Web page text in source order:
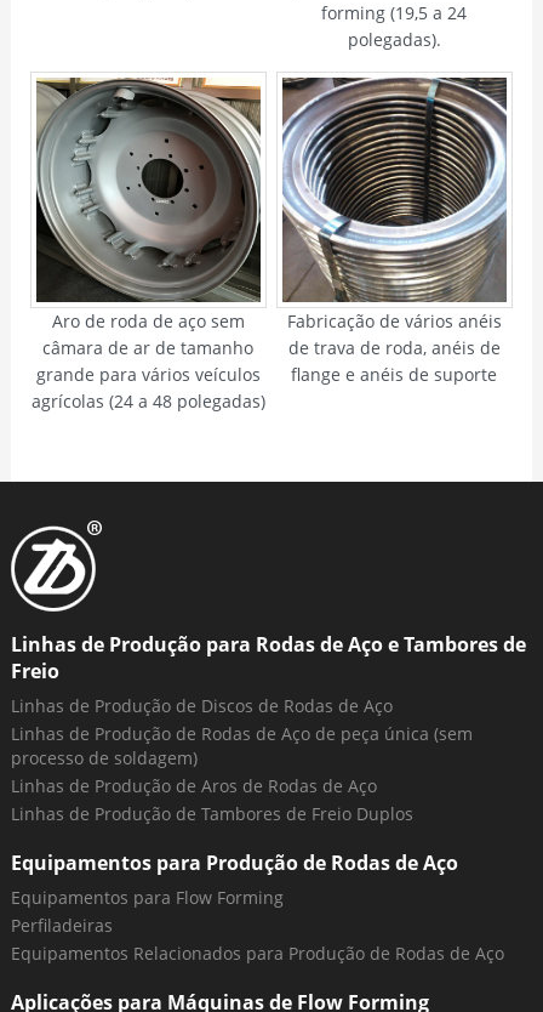
forming (19,5 a 24
polegadas).
Aro de roda de aço sem
câmara de ar de tamanho
grande para vários veículos
agrícolas (24 a 48 polegadas)
Fabricação de vários anéis
de trava de roda, anéis de
flange e anéis de suporte
Linhas de Produção para Rodas de Aço e Tambores de
Freio
Linhas de Produção de Discos de Rodas de Aço
Linhas de Produção de Rodas de Aço de peça única (sem
processo de soldagem)
Linhas de Produção de Aros de Rodas de Aço
Linhas de Produção de Tambores de Freio Duplos
Equipamentos para Produção de Rodas de Aço
Equipamentos para Flow Forming
Perfiladeiras
Equipamentos Relacionados para Produção de Rodas de Aço
Aplicações para Máquinas de Flow Forming